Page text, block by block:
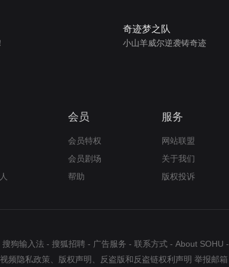
奇迹梦之队
小山羊威尔逆袭铸奇迹
会员
会员特权
会员剧场
帮助
服务
网站联盟
关于我们
版权投诉
搜狗输入法 - 搜狐招聘 - 广告服务 - 联系方式 - About SOHU -
频隐私政策
版权声明 反盗版和反盗链权利声明 举报邮箱